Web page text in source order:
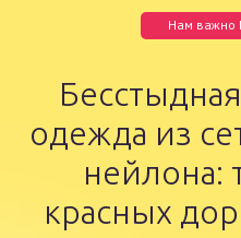
Нам важно
одежда из
нейлона:
красных